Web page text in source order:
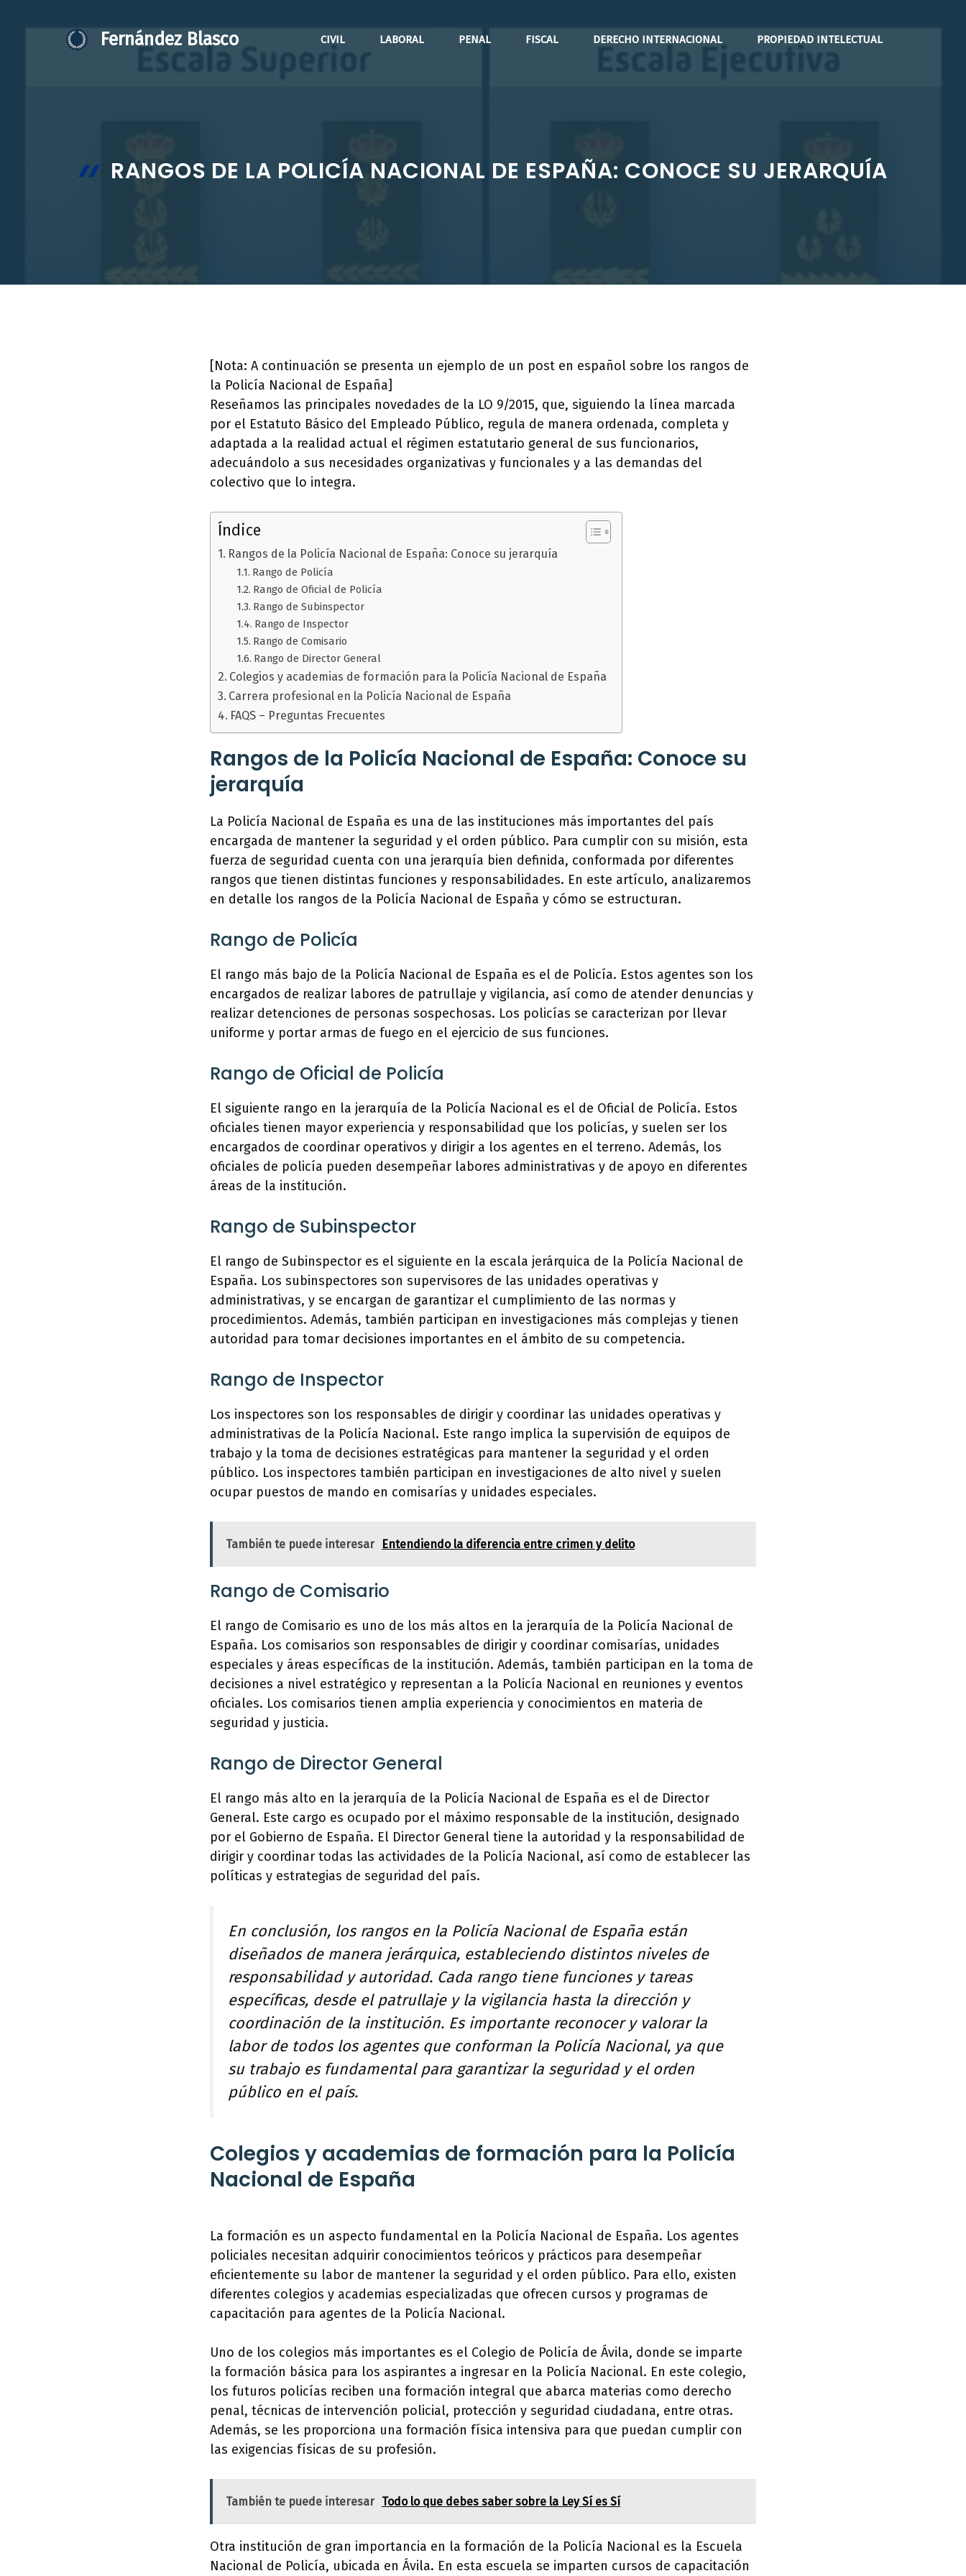
Fernández Blasco CIVIL LABORAL PENAL FISCAL DERECHO INTERNACIONAL PROPIEDAD INTELECTUAL
RANGOS DE LA POLICÍA NACIONAL DE ESPAÑA: CONOCE SU JERARQUÍA
[Nota: A continuación se presenta un ejemplo de un post en español sobre los rangos de
la Policía Nacional de España]
Reseñamos las principales novedades de la LO 9/2015, que, siguiendo la línea marcada
por el Estatuto Básico del Empleado Público, regula de manera ordenada, completa y
adaptada a la realidad actual el régimen estatutario general de sus funcionarios,
adecuándolo a sus necesidades organizativas y funcionales y a las demandas del
colectivo que lo integra.
Índice
Rangos de la Policía Nacional de España: Conoce su jerarquía
Rango de Policía
Rango de Oficial de Policía
Rango de Subinspector
Rango de Inspector
Rango de Comisario
Rango de Director General
Colegios y academias de formación para la Policía Nacional de España
Carrera profesional en la Policía Nacional de España
FAQS – Preguntas Frecuentes
Rangos de la Policía Nacional de España: Conoce su
jerarquía
La Policía Nacional de España es una de las instituciones más importantes del país
encargada de mantener la seguridad y el orden público. Para cumplir con su misión, esta
fuerza de seguridad cuenta con una jerarquía bien definida, conformada por diferentes
rangos que tienen distintas funciones y responsabilidades. En este artículo, analizaremos
en detalle los rangos de la Policía Nacional de España y cómo se estructuran.
Rango de Policía
El rango más bajo de la Policía Nacional de España es el de Policía. Estos agentes son los
encargados de realizar labores de patrullaje y vigilancia, así como de atender denuncias y
realizar detenciones de personas sospechosas. Los policías se caracterizan por llevar
uniforme y portar armas de fuego en el ejercicio de sus funciones.
Rango de Oficial de Policía
El siguiente rango en la jerarquía de la Policía Nacional es el de Oficial de Policía. Estos
oficiales tienen mayor experiencia y responsabilidad que los policías, y suelen ser los
encargados de coordinar operativos y dirigir a los agentes en el terreno. Además, los
oficiales de policía pueden desempeñar labores administrativas y de apoyo en diferentes
áreas de la institución.
Rango de Subinspector
El rango de Subinspector es el siguiente en la escala jerárquica de la Policía Nacional de
España. Los subinspectores son supervisores de las unidades operativas y
administrativas, y se encargan de garantizar el cumplimiento de las normas y
procedimientos. Además, también participan en investigaciones más complejas y tienen
autoridad para tomar decisiones importantes en el ámbito de su competencia.
Rango de Inspector
Los inspectores son los responsables de dirigir y coordinar las unidades operativas y
administrativas de la Policía Nacional. Este rango implica la supervisión de equipos de
trabajo y la toma de decisiones estratégicas para mantener la seguridad y el orden
público. Los inspectores también participan en investigaciones de alto nivel y suelen
ocupar puestos de mando en comisarías y unidades especiales.
También te puede interesar Entendiendo la diferencia entre crimen y delito
Rango de Comisario
El rango de Comisario es uno de los más altos en la jerarquía de la Policía Nacional de
España. Los comisarios son responsables de dirigir y coordinar comisarías, unidades
especiales y áreas específicas de la institución. Además, también participan en la toma de
decisiones a nivel estratégico y representan a la Policía Nacional en reuniones y eventos
oficiales. Los comisarios tienen amplia experiencia y conocimientos en materia de
seguridad y justicia.
Rango de Director General
El rango más alto en la jerarquía de la Policía Nacional de España es el de Director
General. Este cargo es ocupado por el máximo responsable de la institución, designado
por el Gobierno de España. El Director General tiene la autoridad y la responsabilidad de
dirigir y coordinar todas las actividades de la Policía Nacional, así como de establecer las
políticas y estrategias de seguridad del país.
En conclusión, los rangos en la Policía Nacional de España están
diseñados de manera jerárquica, estableciendo distintos niveles de
responsabilidad y autoridad. Cada rango tiene funciones y tareas
específicas, desde el patrullaje y la vigilancia hasta la dirección y
coordinación de la institución. Es importante reconocer y valorar la
labor de todos los agentes que conforman la Policía Nacional, ya que
su trabajo es fundamental para garantizar la seguridad y el orden
público en el país.
Colegios y academias de formación para la Policía
Nacional de España
La formación es un aspecto fundamental en la Policía Nacional de España. Los agentes
policiales necesitan adquirir conocimientos teóricos y prácticos para desempeñar
eficientemente su labor de mantener la seguridad y el orden público. Para ello, existen
diferentes colegios y academias especializadas que ofrecen cursos y programas de
capacitación para agentes de la Policía Nacional.
Uno de los colegios más importantes es el Colegio de Policía de Ávila, donde se imparte
la formación básica para los aspirantes a ingresar en la Policía Nacional. En este colegio,
los futuros policías reciben una formación integral que abarca materias como derecho
penal, técnicas de intervención policial, protección y seguridad ciudadana, entre otras.
Además, se les proporciona una formación física intensiva para que puedan cumplir con
las exigencias físicas de su profesión.
También te puede interesar Todo lo que debes saber sobre la Ley Sí es Sí
Otra institución de gran importancia en la formación de la Policía Nacional es la Escuela
Nacional de Policía, ubicada en Ávila. En esta escuela se imparten cursos de capacitación